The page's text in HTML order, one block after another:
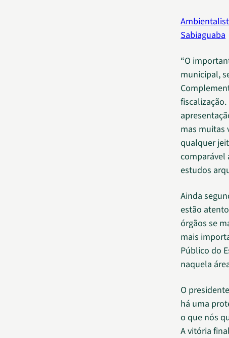
Sabiaguaba
“O
municipal,
mas muitas
qualquer
comparável
estudos
Ainda
estão
órgãos se
mais
Público do
naquela
O
há uma
o que nós
A vitória